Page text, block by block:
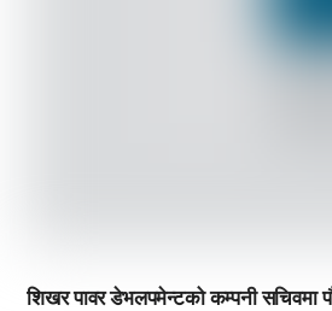
शिखर पावर डेभलपमेन्टको कम्पनी सचिवमा